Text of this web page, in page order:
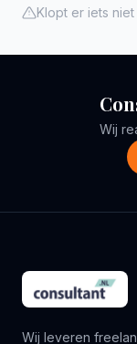
Klopt er iets
Wij
Wij leveren